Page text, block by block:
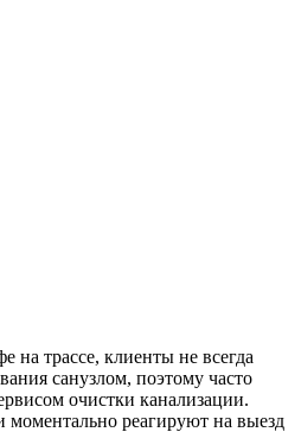
на трассе, клиенты не всегда
санузлом, поэтому часто
очистки канализации.
реагируют на выезд